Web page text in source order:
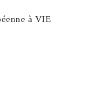
à VIE